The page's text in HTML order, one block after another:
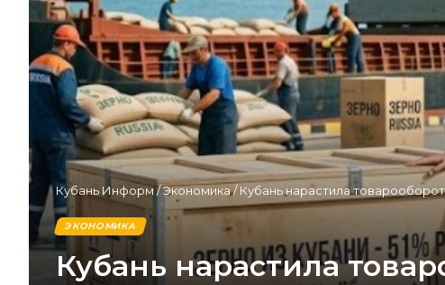
Кубань Информ /Экономика/Кубань нарастила
ЭКОНОМИКА
Кубань нарастила